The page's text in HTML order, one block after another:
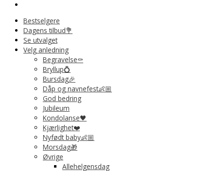
Bestselgere
Dagens tilbud💐
Se utvalget
Velg anledning
Begravelse⚰️
Bryllup💍
Bursdag🎉
Dåp og navnefest👶🏼
God bedring
Jubileum
Kondolanse🖤
Kjærlighet❤️
Nyfødt baby👶🏼
Morsdag🎁
Øvrige
Allehelgensdag